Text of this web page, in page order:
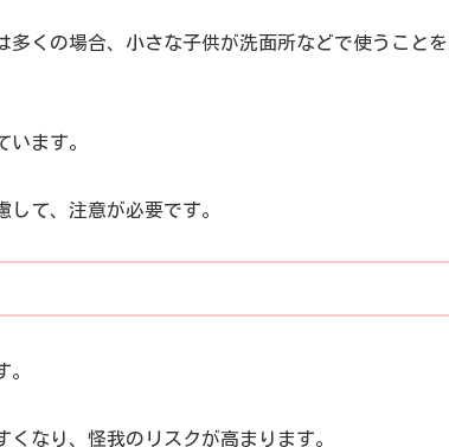
くの場合、小さな子供が洗面所などで使うこと
ます。
て、注意が必要です。
なり、怪我のリスクが高まります。